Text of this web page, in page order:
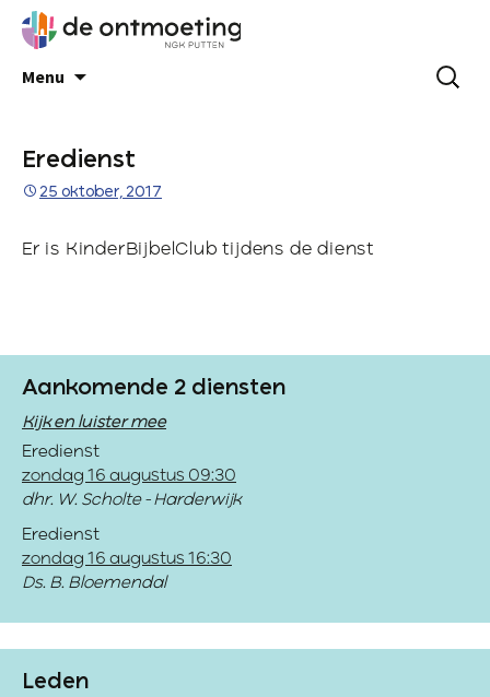
Menu
Eredienst
25 oktober, 2017
Er is KinderBijbelClub tijdens de dienst
Aankomende 2 diensten
Kijk en luister mee
Eredienst
zondag 16 augustus 09:30
dhr. W. Scholte - Harderwijk
Eredienst
zondag 16 augustus 16:30
Ds. B. Bloemendal
Leden